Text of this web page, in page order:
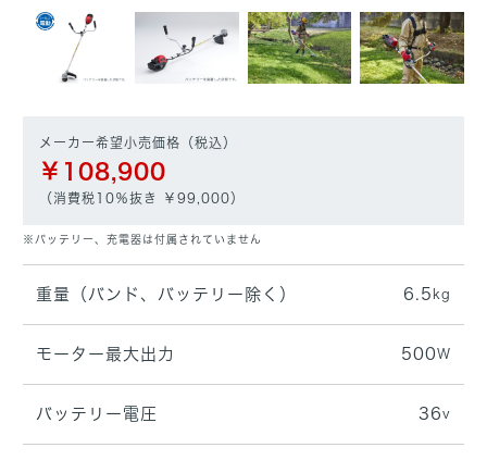
メーカー希望小売価格（税込）
￥108,900
（消費税10％抜き ￥99,000）
※バッテリー、充電器は付属されていません
重量（バンド、バッテリー除く） 6.5 kg
モーター最大出力 500W
バッテリー電圧 36v